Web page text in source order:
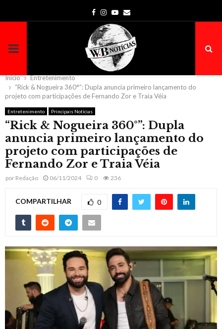
Facebook
Instagram
Youtube
Email
PRIMARY
MENU
Início
Entretenimento
“Rick & Nogueira 360°”: Dupla anuncia primeiro lançamento do
projeto com participações de Fernando Zor e Traia Véia
Entretenimento Principais Notícias
“Rick & Nogueira 360°”: Dupla
anuncia primeiro lançamento do
projeto com participações de
Fernando Zor e Traia Véia
por Redação 06/11/2024 0 236
COMPARTILHAR 0